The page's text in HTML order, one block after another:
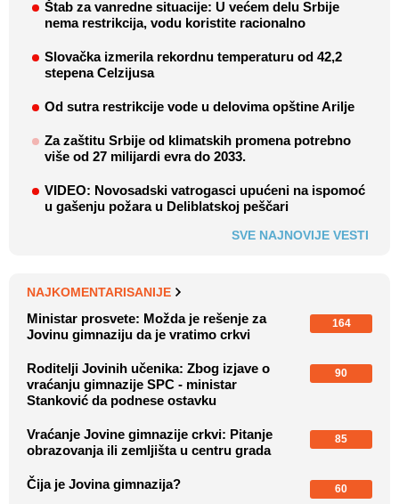
Štab za vanredne situacije: U većem delu Srbije
nema restrikcija, vodu koristite racionalno
Slovačka izmerila rekordnu temperaturu od 42,2
stepena Celzijusa
Od sutra restrikcije vode u delovima opštine Arilje
Za zaštitu Srbije od klimatskih promena potrebno
više od 27 milijardi evra do 2033.
VIDEO: Novosadski vatrogasci upućeni na ispomoć
u gašenju požara u Deliblatskoj peščari
SVE NAJNOVIJE VESTI
NAJKOMENTARISANIJE
Ministar prosvete: Možda je rešenje za
Jovinu gimnaziju da je vratimo crkvi
164
Roditelji Jovinih učenika: Zbog izjave o
vraćanju gimnazije SPC - ministar
Stanković da podnese ostavku
90
Vraćanje Jovine gimnazije crkvi: Pitanje
obrazovanja ili zemljišta u centru grada
85
Čija je Jovina gimnazija? 60